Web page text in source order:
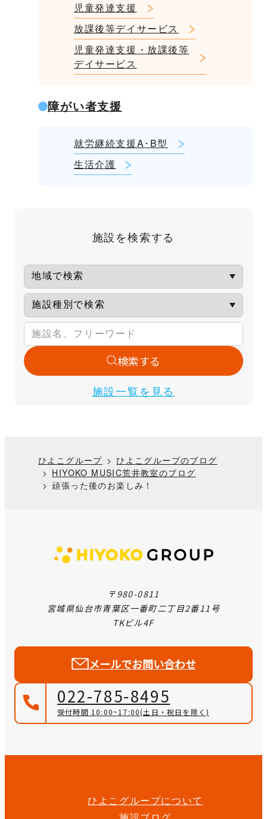
児童発達支援
放課後等デイサービス
児童発達支援・放課後等
デイサービス
障がい者支援
就労継続支援A･B型
生活介護
施設を検索する
施設一覧を見る
検索する
ひよこグループ
ひよこグループのブログ
HIYOKO MUSIC荒井教室のブログ
頑張った後のお楽しみ！
〒980-0811
宮城県仙台市青葉区一番町二丁目2番11号
TKビル4F
メールでお問い合わせ
022-785-8495
受付時間 10:00~17:00(土日・祝日を除く)
ひよこグループについて